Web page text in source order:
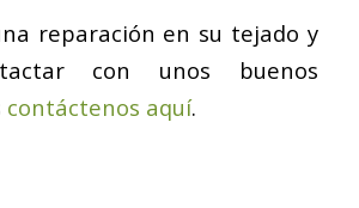
reparación en su tejado y
con unos buenos
contáctenos aquí.